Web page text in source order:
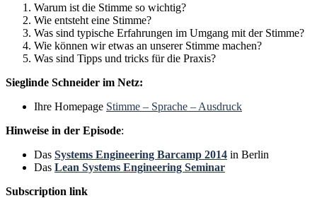
Warum ist die Stimme so wichtig?
Wie entsteht eine Stimme?
Was sind typische Erfahrungen im Umgang mit der Stimme?
Wie können wir etwas an unserer Stimme machen?
Was sind Tipps und tricks für die Praxis?
Sieglinde Schneider im Netz:
Ihre Homepage Stimme – Sprache – Ausdruck
Hinweise in der Episode:
Das Systems Engineering Barcamp 2014 in Berlin
Das Lean Systems Engineering Seminar
Subscription link